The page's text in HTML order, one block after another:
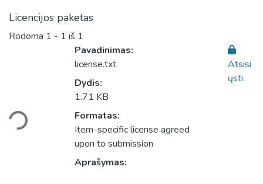
Licencijos paketas
Rodoma 1 - 1 iš 1
Pavadinimas:
license.txt
Dydis:
1.71 KB
Formatas:
Item-specific license agreed
upon to submission
Aprašymas:
Atsisi
ųsti